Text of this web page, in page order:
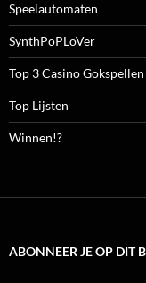
Speelautomaten
SynthPoPLoVer
Top 3 Casino Gokspellen
Top Lijsten
Winnen!?
ABONNEER JE OP DIT